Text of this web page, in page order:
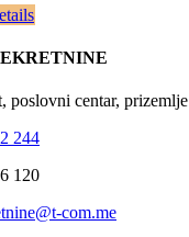
poslovni centar, prizemlje
244
120
com.me